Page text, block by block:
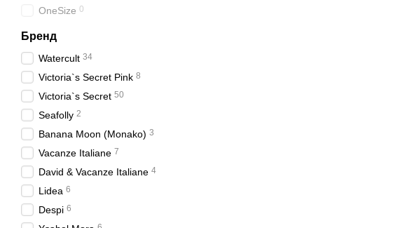
OneSize 0
Бренд
Watercult 34
Victoria`s Secret Pink 8
Victoria`s Secret 50
Seafolly 2
Banana Moon (Monako) 3
Vacanze Italiane 7
David & Vacanze Italiane 4
Lidea 6
Despi 6